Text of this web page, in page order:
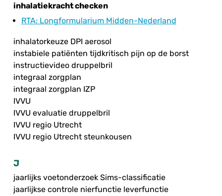
inhalatiekracht checken
RTA: Longformularium Midden-Nederland
inhalatorkeuze DPI aerosol
instabiele patiënten tijdkritisch pijn op de borst
instructievideo druppelbril
integraal zorgplan
integraal zorgplan IZP
IVVU
IVVU evaluatie druppelbril
IVVU regio Utrecht
IVVU regio Utrecht steunkousen
J
jaarlijks voetonderzoek Sims-classificatie
jaarlijkse controle nierfunctie leverfunctie